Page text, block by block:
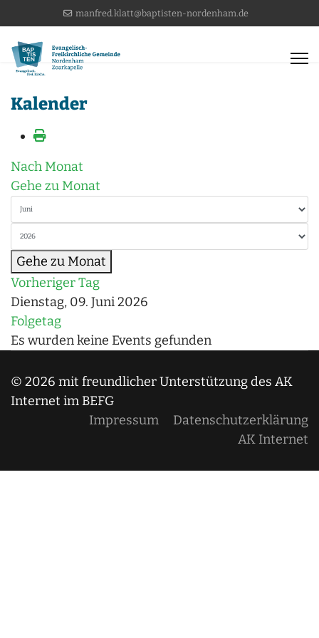
manfred.klatt@baptisten-nordenham.de
Kalender
Nach Monat
Gehe zu Monat
Gehe zu Monat
Vorheriger Tag
Dienstag, 09. Juni 2026
Folgetag
Es wurden keine Events gefunden
© 2026 mit freundlicher Unterstützung des AK
Internet im BEFG
Impressum
Datenschutzerklärung
AK Internet